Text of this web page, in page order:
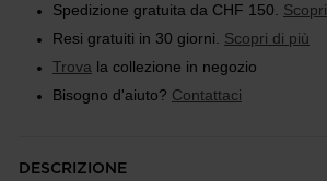
selected
Spedizione gratuita da CHF 150.
Resi gratuiti in 30 giorni. Scopri di più
Trova la collezione in negozio
Bisogno d'aiuto? Contattaci
DESCRIZIONE